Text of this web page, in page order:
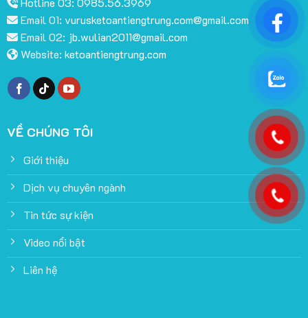
Email 01: vurusketoantiengtrung.com@gmail.com
Email 02: jb.wulian2011@gmail.com
Website: ketoantiengtrung.com
VỀ CHÚNG TÔI
Giới thiệu
Dịch vụ chuyên ngành
Tin tức sự kiện
Video nổi bật
Liên hệ